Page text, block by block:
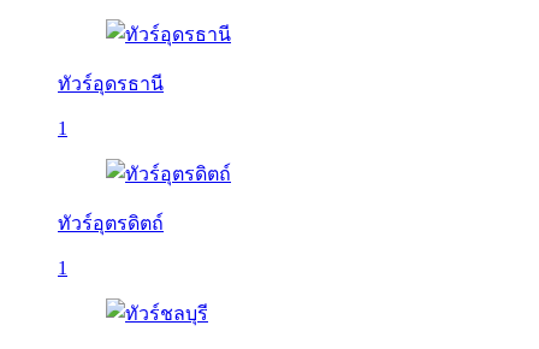
ทัวร์อุดรธานี
1
ทัวร์อุตรดิตถ์
1